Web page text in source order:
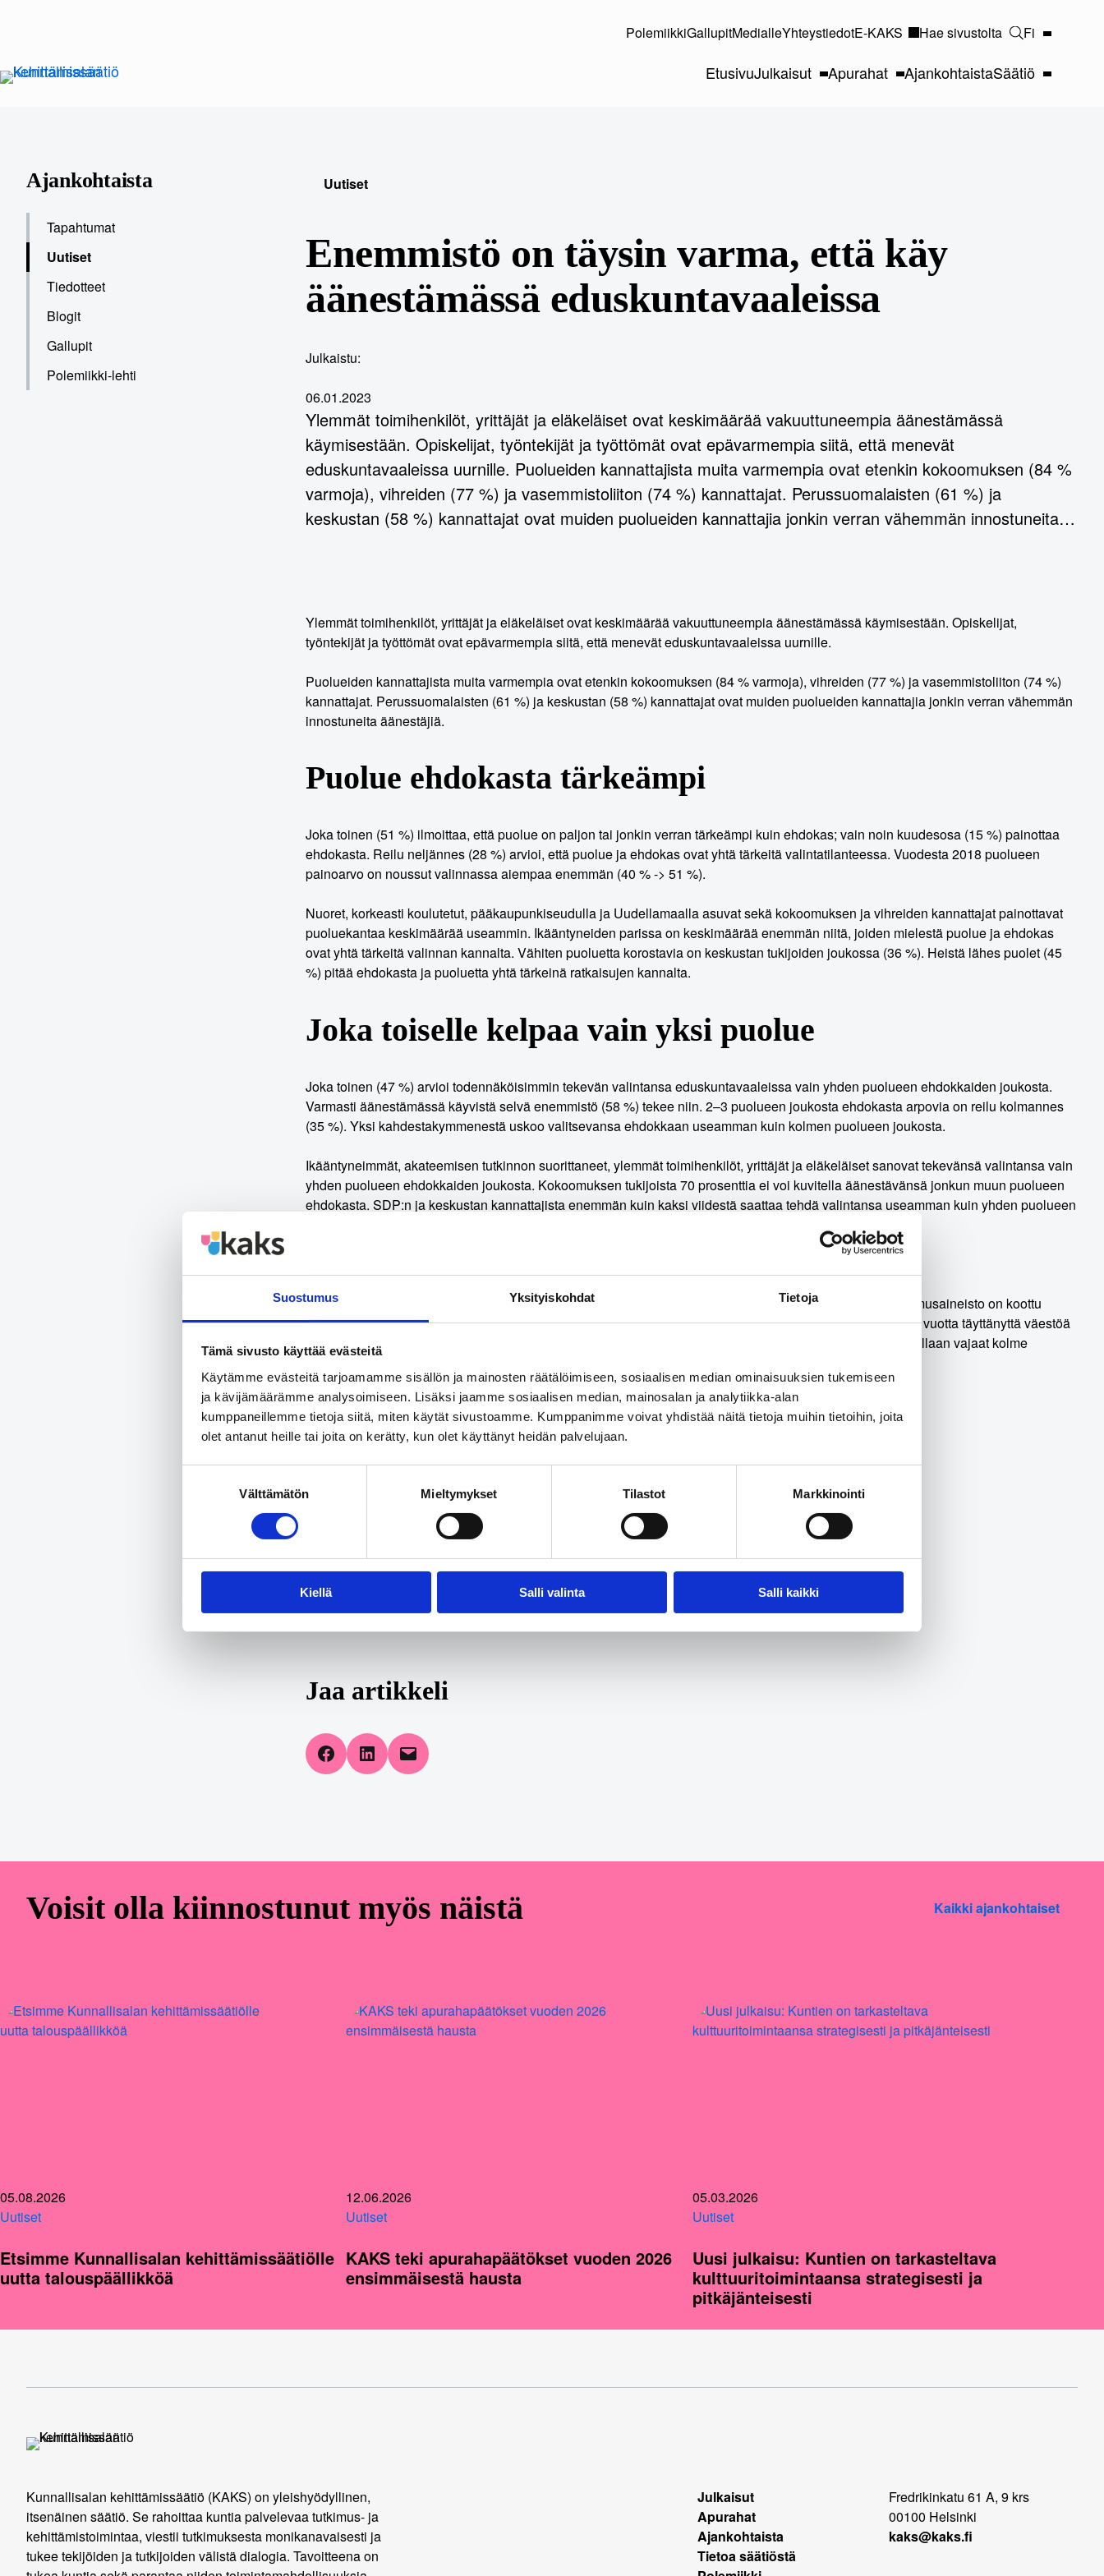
Suostumus Yksityiskohdat Tietoja
Tämä sivusto käyttää evästeitä
Käytämme evästeitä tarjoamamme sisällön ja mainosten räätälöimiseen, sosiaalisen median ominaisuuksien tukemiseen
ja kävijämäärämme analysoimiseen. Lisäksi jaamme sosiaalisen median, mainosalan ja analytiikka-alan
kumppaneillemme tietoja siitä, miten käytät sivustoamme. Kumppanimme voivat yhdistää näitä tietoja muihin tietoihin, joita
olet antanut heille tai joita on kerätty, kun olet käyttänyt heidän palvelujaan.
Välttämätön Mieltymykset Tilastot Markkinointi
Kiellä Salli valinta Salli kaikki
PolemiikkiGallupitMedialleYhteystiedotE-KAKS Hae sivustolta Fi
EtusivuJulkaisut Apurahat AjankohtaistaSäätiö
Uutiset
Enemmistö on täysin varma, että käy
äänestämässä eduskuntavaaleissa
Julkaistu:
06.01.2023
Ylemmät toimihenkilöt, yrittäjät ja eläkeläiset ovat keskimäärää vakuuttuneempia äänestämässä
käymisestään. Opiskelijat, työntekijät ja työttömät ovat epävarmempia siitä, että menevät
eduskuntavaaleissa uurnille. Puolueiden kannattajista muita varmempia ovat etenkin kokoomuksen (84 %
varmoja), vihreiden (77 %) ja vasemmistoliiton (74 %) kannattajat. Perussuomalaisten (61 %) ja
keskustan (58 %) kannattajat ovat muiden puolueiden kannattajia jonkin verran vähemmän innostuneita…
Ylemmät toimihenkilöt, yrittäjät ja eläkeläiset ovat keskimäärää vakuuttuneempia äänestämässä käymisestään. Opiskelijat,
työntekijät ja työttömät ovat epävarmempia siitä, että menevät eduskuntavaaleissa uurnille.
Puolueiden kannattajista muita varmempia ovat etenkin kokoomuksen (84 % varmoja), vihreiden (77 %) ja vasemmistoliiton (74 %)
kannattajat. Perussuomalaisten (61 %) ja keskustan (58 %) kannattajat ovat muiden puolueiden kannattajia jonkin verran vähemmän
innostuneita äänestäjiä.
Puolue ehdokasta tärkeämpi
Joka toinen (51 %) ilmoittaa, että puolue on paljon tai jonkin verran tärkeämpi kuin ehdokas; vain noin kuudesosa (15 %) painottaa
ehdokasta. Reilu neljännes (28 %) arvioi, että puolue ja ehdokas ovat yhtä tärkeitä valintatilanteessa. Vuodesta 2018 puolueen
painoarvo on noussut valinnassa aiempaa enemmän (40 % -> 51 %).
Nuoret, korkeasti koulutetut, pääkaupunkiseudulla ja Uudellamaalla asuvat sekä kokoomuksen ja vihreiden kannattajat painottavat
puoluekantaa keskimäärää useammin. Ikääntyneiden parissa on keskimäärää enemmän niitä, joiden mielestä puolue ja ehdokas
ovat yhtä tärkeitä valinnan kannalta. Vähiten puoluetta korostavia on keskustan tukijoiden joukossa (36 %). Heistä lähes puolet (45
%) pitää ehdokasta ja puoluetta yhtä tärkeinä ratkaisujen kannalta.
Joka toiselle kelpaa vain yksi puolue
Joka toinen (47 %) arvioi todennäköisimmin tekevän valintansa eduskuntavaaleissa vain yhden puolueen ehdokkaiden joukosta.
Varmasti äänestämässä käyvistä selvä enemmistö (58 %) tekee niin. 2–3 puolueen joukosta ehdokasta arpovia on reilu kolmannes
(35 %). Yksi kahdestakymmenestä uskoo valitsevansa ehdokkaan useamman kuin kolmen puolueen joukosta.
Ikääntyneimmät, akateemisen tutkinnon suorittaneet, ylemmät toimihenkilöt, yrittäjät ja eläkeläiset sanovat tekevänsä valintansa vain
yhden puolueen ehdokkaiden joukosta. Kokoomuksen tukijoista 70 prosenttia ei voi kuvitella äänestävänsä jonkun muun puolueen
ehdokasta. SDP:n ja keskustan kannattajista enemmän kuin kaksi viidestä saattaa tehdä valintansa useamman kuin yhden puolueen
Tutkimuksen toteutus.
KAKS – Kunnallisalan kehittämissäätiön tutkimuksen toteutti Kantar Public. Tutkimusaineisto on koottu
Gallup Kanavalla 2.–7.12.2022. Haastatteluja tehtiin yhteensä 1.029. Vastaajat edustavat maamme 18–79 vuotta täyttänyttä väestöä
Ahvenanmaata lukuun ottamatta. Tutkimuksen tulosten virhemarginaali on koko aineiston tasolla suurimmillaan vajaat kolme
Lisätietoja: Asiamies Antti Mykkänen, 0400-570087.
Jaa artikkeli
Share on Facebook
Share on LinkedIn
Email this Page
Ajankohtaista
Tapahtumat
Uutiset
Tiedotteet
Blogit
Gallupit
Polemiikki-lehti
Voisit olla kiinnostunut myös näistä Kaikki ajankohtaiset
05.08.2026
Uutiset
Etsimme Kunnallisalan kehittämissäätiölle
uutta talouspäällikköä
12.06.2026
Uutiset
KAKS teki apurahapäätökset vuoden 2026
ensimmäisestä hausta
05.03.2026
Uutiset
Uusi julkaisu: Kuntien on tarkasteltava
kulttuuritoimintaansa strategisesti ja
pitkäjänteisesti
Kunnallisalan kehittämissäätiö (KAKS) on yleishyödyllinen,
itsenäinen säätiö. Se rahoittaa kuntia palvelevaa tutkimus- ja
kehittämistoimintaa, viestii tutkimuksesta monikanavaisesti ja
tukee tekijöiden ja tutkijoiden välistä dialogia. Tavoitteena on
Julkaisut
Apurahat
Ajankohtaista
Tietoa säätiöstä
Fredrikinkatu 61 A, 9 krs
00100 Helsinki
kaks@kaks.fi